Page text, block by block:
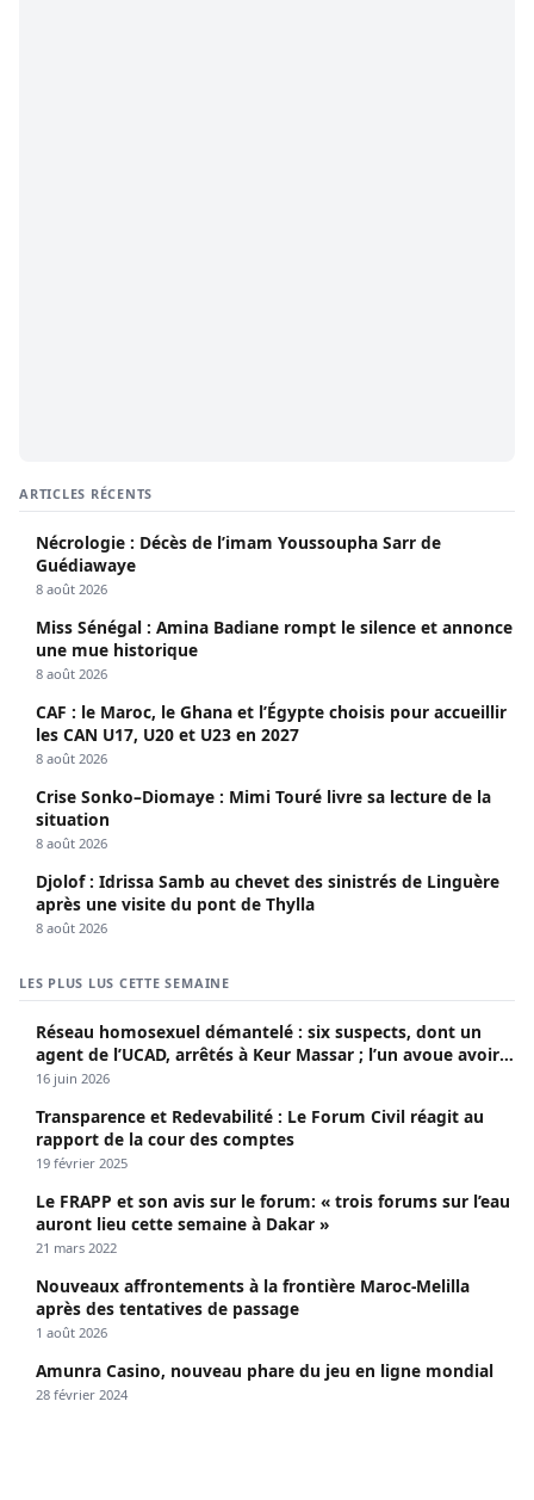
ARTICLES RÉCENTS
Nécrologie : Décès de l’imam Youssoupha Sarr de
Guédiawaye
8 août 2026
Miss Sénégal : Amina Badiane rompt le silence et annonce
une mue historique
8 août 2026
CAF : le Maroc, le Ghana et l’Égypte choisis pour accueillir
les CAN U17, U20 et U23 en 2027
8 août 2026
Crise Sonko–Diomaye : Mimi Touré livre sa lecture de la
situation
8 août 2026
Djolof : Idrissa Samb au chevet des sinistrés de Linguère
après une visite du pont de Thylla
8 août 2026
LES PLUS LUS CETTE SEMAINE
Réseau homosexuel démantelé : six suspects, dont un
agent de l’UCAD, arrêtés à Keur Massar ; l’un avoue avoir
propagé le VIH depuis 2018
16 juin 2026
Transparence et Redevabilité : Le Forum Civil réagit au
rapport de la cour des comptes
19 février 2025
Le FRAPP et son avis sur le forum: « trois forums sur l’eau
auront lieu cette semaine à Dakar »
21 mars 2022
Nouveaux affrontements à la frontière Maroc-Melilla
après des tentatives de passage
1 août 2026
Amunra Casino, nouveau phare du jeu en ligne mondial
28 février 2024